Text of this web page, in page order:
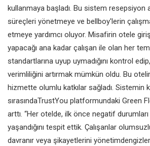
kullanmaya başladı. Bu sistem resepsiyon
süreçleri yönetmeye ve bellboy'lerin
etmeye yardımcı oluyor. Misafirin otele giriş
yapacağı ana kadar çalışan ile olan her
standartlarına uyup uymadığını kontrol
verimliliğini artırmak mümkün oldu. Bu
hizmette olumlu katkılar sağladı. Sistemin
sırasındaTrustYou platformundaki Green
arttı. “Her otelde, ilk önce negatif
yaşandığını tespit ettik. Çalışanlar
davranır veya şikayetlerini